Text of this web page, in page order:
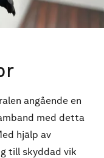
angående en
med detta
hjälp av
till skyddad vik